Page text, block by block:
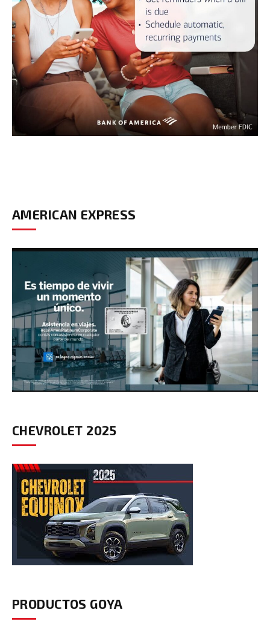
AMERICAN EXPRESS
CHEVROLET 2025
PRODUCTOS GOYA